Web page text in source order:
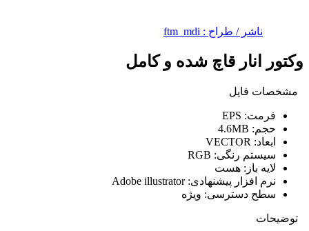
ناشر / طراح : ftm_mdi
وکتور انار قاچ شده و کامل
مشخصات فایل
فرمت:
حجم:
ابعاد:
سیستم رنگی:
لایه باز: هست
نرم افزار پیشنهادی: Adobe illustrator
سطح دسترسی: ویژه
توضیحات